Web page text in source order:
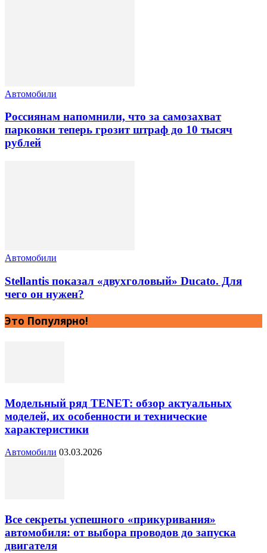
Автомобили
Россиянам напомнили, что за самозахват
парковки теперь грозит штраф до 10 тысяч
рублей
Автомобили
Stellantis показал «двухголовый» Ducato. Для
чего он нужен?
Это Популярно!
Модельный ряд TENET: обзор актуальных
моделей, их особенности и технические
характеристики
Автомобили 03.03.2026
Все секреты успешного «прикуривания»
автомобиля: от выбора проводов до запуска
двигателя